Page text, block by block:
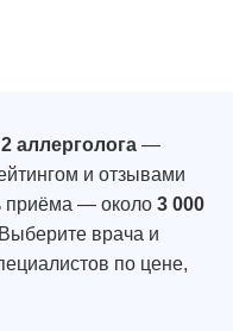
2 аллерголога —
и отзывами
приёма — около 3 000
врача и
по цене,